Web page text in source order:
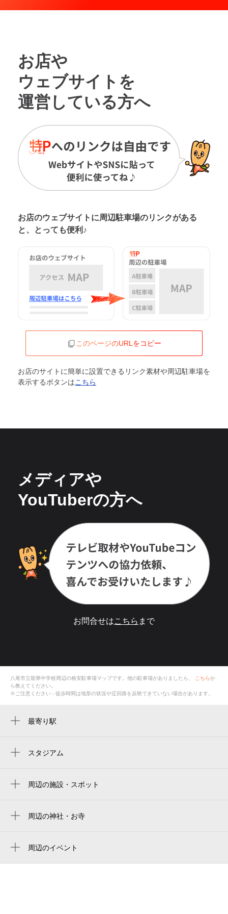
お店や
ウェブサイトを
運営している方へ
お店のウェブサイトに周辺駐車場のリンクがある
と、とっても便利♪
このページのURLをコピー
お店のサイトに簡単に設置できるリンク素材や周辺駐車場を
表示するボタンはこちら
メディアや
YouTuberの方へ
お問合せはこちら まで
八尾市立龍華中学校 周辺の格安駐車場マップです。他の駐車場がありましたら、 こちらか
ら教えてください。
※ご注意ください - 徒歩時間は地形の状況や迂回路を反映できていない場合があります。
最寄り駅
久宝寺駅スタジアム
周辺の施設・スポット
龍華こども園
龍華図書館
周辺の神社・お寺
周辺のイベント